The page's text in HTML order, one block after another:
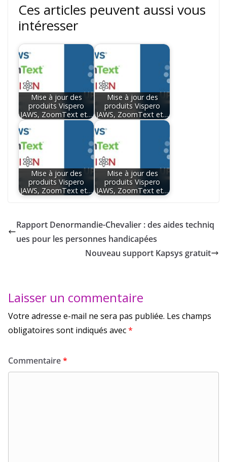
Ces articles peuvent aussi vous
intéresser
Mise à jour des
produits Vispero
JAWS, ZoomText et…
Mise à jour des
produits Vispero
JAWS, ZoomText et…
Mise à jour des
produits Vispero
JAWS, ZoomText et…
Mise à jour des
produits Vispero
JAWS, ZoomText et…
Rapport Denormandie-Chevalier : des aides techniq
ues pour les personnes handicapées
Nouveau support Kapsys gratuit
Laisser un commentaire
Votre adresse e-mail ne sera pas publiée. Les champs
obligatoires sont indiqués avec*
Commentaire*